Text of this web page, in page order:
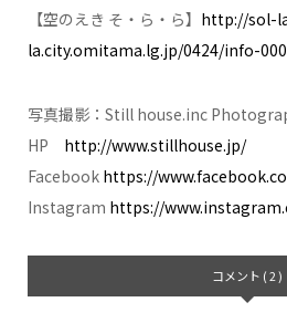
【空のえき そ・ら・ら】 http://sol-
la.city.omitama.lg.jp/0424/info-
写真撮影：Still house.inc
HP http://www.stillhouse.jp/
Facebook https://
Instagram https://
コメント ( 2 )